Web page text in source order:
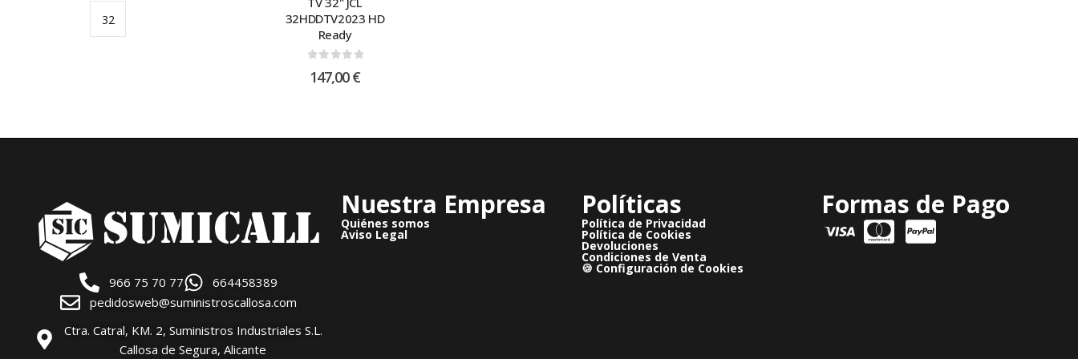
32
32HDDTV2023 HD
Ready
147,00€
966 75 70 77
664458389
pedidosweb@suministroscallosa.com
Ctra. Catral, KM. 2, Suministros Industriales S.L.
Callosa de Segura, Alicante
Nuestra Empresa
Quiénes somos
Aviso Legal
Políticas
Política de Privacidad
Política de Cookies
Devoluciones
Condiciones de Venta
🍪 Configuración de Cookies
Formas de Pago